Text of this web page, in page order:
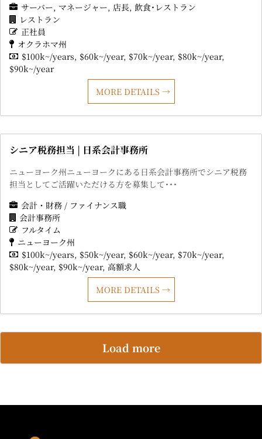
サーバー マネージャー 店長 飲食･レストラン
レストラン
正社員
オクラホマ州
$100k~/years $60k~/year $70k~/year $80k~/year
$90k~/year
MORE DETAILS
シニア税務担当 | 日系会計事務所
ニューヨーク州ニューヨークにある日系会計事務所でシニア税務
担当としてご活躍いただける方を募集して･･･
会計・財務 / ファイナンス職
会計事務所
フルタイム
ニューヨーク州
$100k~/years $50k~/year $60k~/year $70k~/year
$80k~/year $90k~/year 高額求人
MORE DETAILS
Load more